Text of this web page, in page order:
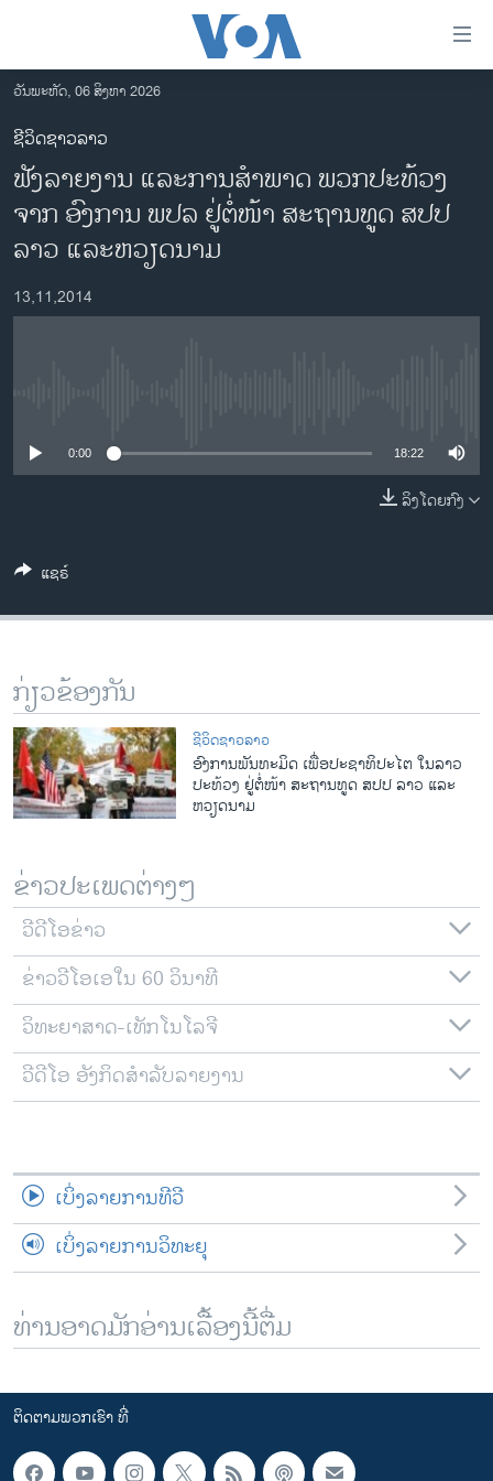
ເຂົ້າ
ຫາ
ຂ້າມ
ຂ້າມ
ຂ້າມ
ຫາ
ຊອກ
ຄົ້ນ
ລາວ
ອາເມຣິກາ
ການເລືອກຕັ້ງ ປະທານາທີບໍດີ ສະຫະລັດ 2024
ໂລກ
ຊຸມຊົນຊາວລາວ
ສຽງ
ລາຍການກະຈາຍສຽງ
ລາຍງານ
ຕິດຕາມພວກເຮົາ ທີ່
ວັນພະຫັດ, 06 ສິງຫາ 2026
ຊີວິດຊາວລາວ
ຟັງລາຍງານ ແລະການສຳພາດ ພວກປະທ້ວງ
ຈາກ ອົງການ ພປລ ຢູ່ຕໍ່ໜ້າ ສະຖານທູດ ສປປ
ລາວ ແລະຫວຽດນາມ
13,11,2014
0:00 18:22
ລິງໂດຍກົງ
ແຊຣ໌
ກ່ຽວຂ້ອງກັນ
ຊີວິດຊາວລາວ
ອົງການພັນທະມິດ ເພື່ອປະຊາທິປະໄຕ ໃນລາວ
ປະທ້ວງ ຢູ່ຕໍ່ໜ້າ ສະຖານທູດ ສປປ ລາວ ແລະ
ຫວຽດນາມ
ຂ່າວປະເພດຕ່າງໆ
ວີດີໂອຂ່າວ
ຂ່າວວີໂອເອໃນ 60 ວິນາທີ
ວິທະຍາສາດ-ເທັກໂນໂລຈີ
ວີດີໂອ ອັງກິດສຳລັບລາຍງານ
ເບິ່ງລາຍການທີວີ
ເບິ່ງລາຍການວິທະຍຸ
ທ່ານອາດມັກອ່ານເລື້ອງນີ້ຕື່ມ
ຕິດຕາມພວກເຮົາ ທີ່